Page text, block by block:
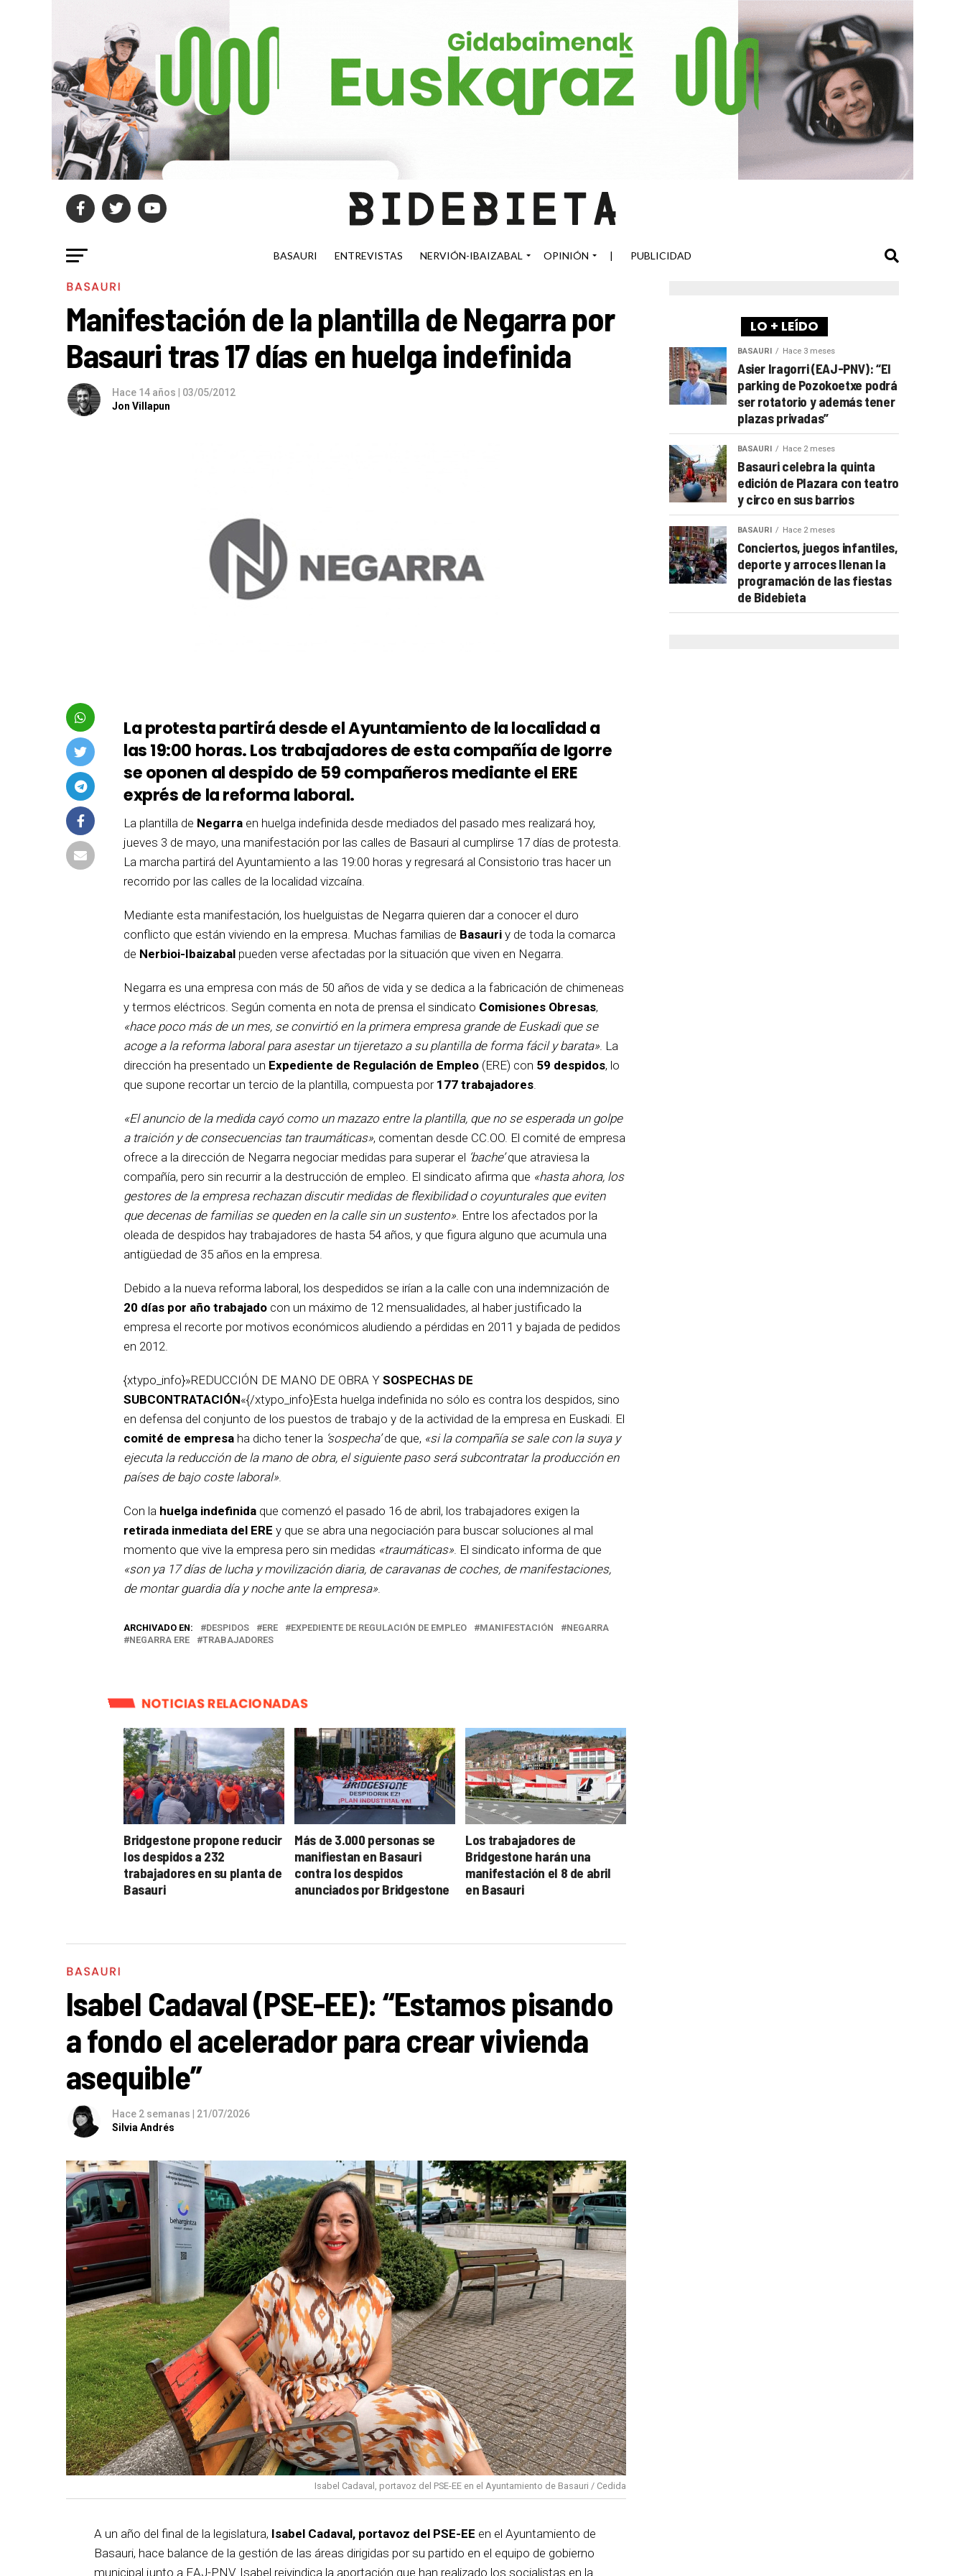
BASAURI ENTREVISTAS NERVIÓN-IBAIZABAL OPINIÓN | PUBLICIDAD
BASAURI
Manifestación de la plantilla de Negarra por
Basauri tras 17 días en huelga indefinida
Hace 14 años | 03/05/2012
Jon Villapun
La protesta partirá desde el Ayuntamiento de la localidad a
las 19:00 horas. Los trabajadores de esta compañía de Igorre
se oponen al despido de 59 compañeros mediante el ERE
exprés de la reforma laboral.
La plantilla de Negarra en huelga indefinida desde mediados del pasado mes realizará hoy,
jueves 3 de mayo, una manifestación por las calles de Basauri al cumplirse 17 días de protesta.
La marcha partirá del Ayuntamiento a las 19:00 horas y regresará al Consistorio tras hacer un
recorrido por las calles de la localidad vizcaína.
Mediante esta manifestación, los huelguistas de Negarra quieren dar a conocer el duro
conflicto que están viviendo en la empresa. Muchas familias de Basauri y de toda la comarca
de Nerbioi-Ibaizabal pueden verse afectadas por la situación que viven en Negarra.
Negarra es una empresa con más de 50 años de vida y se dedica a la fabricación de chimeneas
y termos eléctricos. Según comenta en nota de prensa el sindicato Comisiones Obresas,
«hace poco más de un mes, se convirtió en la primera empresa grande de Euskadi que se
acoge a la reforma laboral para asestar un tijeretazo a su plantilla de forma fácil y barata» . La
dirección ha presentado un Expediente de Regulación de Empleo (ERE) con 59 despidos, lo
que supone recortar un tercio de la plantilla, compuesta por 177 trabajadores
«El anuncio de la medida cayó como un mazazo entre la plantilla, que no se esperada un golpe
a traición y de consecuencias tan traumáticas», comentan desde CC.OO. El comité de empresa
ofrece a la dirección de Negarra negociar medidas para superar el ‘bache’que atraviesa la
compañía, pero sin recurrir a la destrucción de empleo. El sindicato afirma que «hasta ahora, los
gestores de la empresa rechazan discutir medidas de flexibilidad o coyunturales que eviten
que decenas de familias se queden en la calle sin un sustento» . Entre los afectados por la
oleada de despidos hay trabajadores de hasta 54 años, y que figura alguno que acumula una
antigüedad de 35 años en la empresa.
Debido a la nueva reforma laboral, los despedidos se irían a la calle con una indemnización de
20 días por año trabajado con un máximo de 12 mensualidades, al haber justificado la
empresa el recorte por motivos económicos aludiendo a pérdidas en 2011 y bajada de pedidos
en 2012.
{xtypo_info}»REDUCCIÓN DE MANO DE OBRA Y SOSPECHAS DE
SUBCONTRATACIÓN«{/xtypo_info}Esta huelga indefinida no sólo es contra los despidos, sino
en defensa del conjunto de los puestos de trabajo y de la actividad de la empresa en Euskadi. El
comité de empresa ha dicho tener la ‘sospecha’de que, «si la compañía se sale con la suya y
ejecuta la reducción de la mano de obra, el siguiente paso será subcontratar la producción en
países de bajo coste laboral»
Con la huelga indefinida que comenzó el pasado 16 de abril, los trabajadores exigen la
retirada inmediata del ERE y que se abra una negociación para buscar soluciones al mal
momento que vive la empresa pero sin medidas «traumáticas» . El sindicato informa de que
«son ya 17 días de lucha y movilización diaria, de caravanas de coches, de manifestaciones,
de montar guardia día y noche ante la empresa»
ARCHIVADO EN: DESPIDOS ERE EXPEDIENTE DE REGULACIÓN DE EMPLEO MANIFESTACIÓN
NEGARRA
NEGARRA ERE
TRABAJADORES
NOTICIAS RELACIONADAS
Bridgestone propone reducir
los despidos a 232
trabajadores en su planta de
Basauri
Más de 3.000 personas se
manifiestan en Basauri
contra los despidos
anunciados por Bridgestone
Los trabajadores de
Bridgestone harán una
manifestación el 8 de abril
en Basauri
BASAURI
Isabel Cadaval (PSE-EE): “Estamos pisando
a fondo el acelerador para crear vivienda
asequible”
Hace 2 semanas | 21/07/2026
Silvia Andrés
Isabel Cadaval, portavoz del PSE-EE en el Ayuntamiento de Basauri / Cedida
A un año del final de la legislatura, Isabel Cadaval, portavoz del PSE-EE en el Ayuntamiento de
Basauri, hace balance de la gestión de las áreas dirigidas por su partido en el equipo de gobierno
municipal junto a EAJ-PNV. Isabel reivindica la aportación que han realizado los socialistas en la
LO + LEÍDO
BASAURI Hace 3 meses
Asier Iragorri (EAJ-PNV): “El
parking de Pozokoetxe podrá
ser rotatorio y además tener
plazas privadas”
BASAURI Hace 2 meses
Basauri celebra la quinta
edición de Plazara con teatro
y circo en sus barrios
BASAURI Hace 2 meses
Conciertos, juegos infantiles,
deporte y arroces llenan la
programación de las fiestas
de Bidebieta